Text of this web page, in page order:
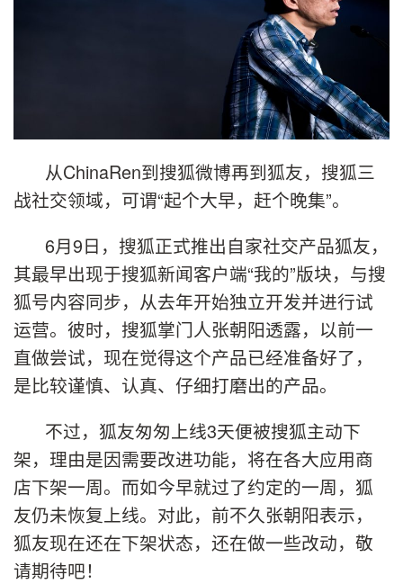
从ChinaRen到搜狐微博再到狐友，搜狐三
战社交领域，可谓“起个大早，赶个晚集”。
6月9日，搜狐正式推出自家社交产品狐友，
其最早出现于搜狐新闻客户端“我的”版块，与搜
狐号内容同步，从去年开始独立开发并进行试
运营。彼时，搜狐掌门人张朝阳透露，以前一
直做尝试，现在觉得这个产品已经准备好了，
是比较谨慎、认真、仔细打磨出的产品。
不过，狐友匆匆上线3天便被搜狐主动下
架，理由是因需要改进功能，将在各大应用商
店下架一周。而如今早就过了约定的一周，狐
友仍未恢复上线。对此，前不久张朝阳表示，
狐友现在还在下架状态，还在做一些改动，敬
请期待吧！